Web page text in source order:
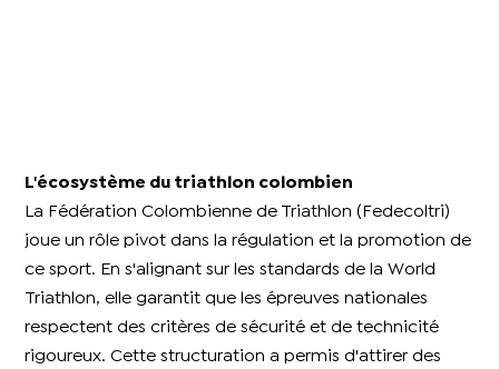
L'écosystème du triathlon colombien
La Fédération Colombienne de Triathlon (Fedecoltri)
joue un rôle pivot dans la régulation et la promotion de
ce sport. En s'alignant sur les standards de la World
Triathlon, elle garantit que les épreuves nationales
respectent des critères de sécurité et de technicité
rigoureux. Cette structuration a permis d'attirer des